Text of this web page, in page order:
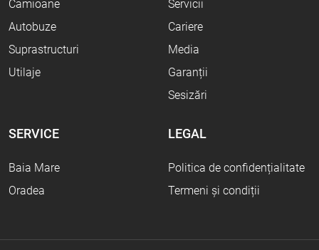
Camioane
Autobuze
Suprastructuri
Utilaje
Servicii
Cariere
Media
Garanții
Sesizări
SERVICE
Baia Mare
Oradea
LEGAL
Politica de confidențialitate
Termeni și condiții